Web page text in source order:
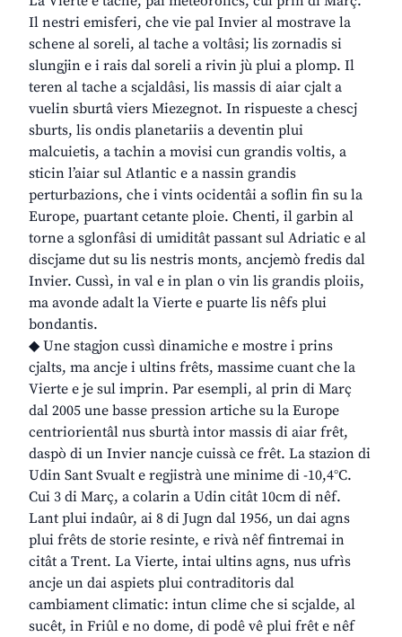
Il nestri emisferi, che vie pal Invier al mostrave la
schene al soreli, al tache a voltâsi; lis zornadis si
slungjin e i rais dal soreli a rivin jù plui a plomp. Il
teren al tache a scjaldâsi, lis massis di aiar cjalt a
vuelin sburtâ viers Miezegnot. In rispueste a chescj
sburts, lis ondis planetariis a deventin plui
malcuietis, a tachin a movisi cun grandis voltis, a
sticin l’aiar sul Atlantic e a nassin grandis
perturbazions, che i vints ocidentâi a soflin fin su la
Europe, puartant cetante ploie. Chenti, il garbin al
torne a sglonfâsi di umiditât passant sul Adriatic e al
discjame dut su lis nestris monts, ancjemò fredis dal
Invier. Cussì, in val e in plan o vin lis grandis ploiis,
ma avonde adalt la Vierte e puarte lis nêfs plui
bondantis.
◆ Une stagjon cussì dinamiche e mostre i prins
cjalts, ma ancje i ultins frêts, massime cuant che la
Vierte e je sul imprin. Par esempli, al prin di Març
dal 2005 une basse pression artiche su la Europe
centriorientâl nus sburtà intor massis di aiar frêt,
daspò di un Invier nancje cuissà ce frêt. La stazion di
Udin Sant Svualt e regjistrà une minime di -10,4°C.
Cui 3 di Març, a colarin a Udin citât 10cm di nêf.
Lant plui indaûr, ai 8 di Jugn dal 1956, un dai agns
plui frêts de storie resinte, e rivà nêf fintremai in
citât a Trent. La Vierte, intai ultins agns, nus ufrìs
ancje un dai aspiets plui contraditoris dal
cambiament climatic: intun clime che si scjalde, al
sucêt, in Friûl e no dome, di podê vê plui frêt e nêf